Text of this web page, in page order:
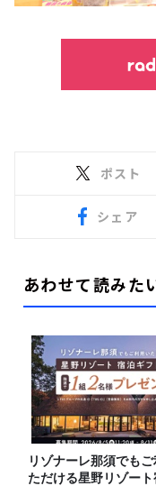
ポスト
シェア
あわせて読みた
リゾナーレ那須でも
ただける星野リゾー